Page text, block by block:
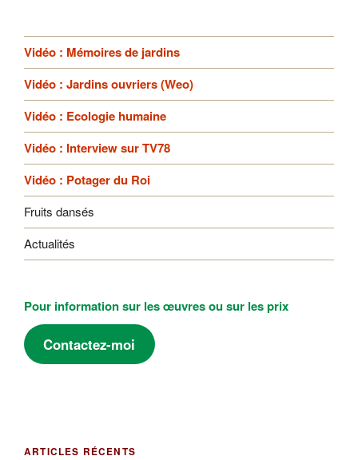
Vidéo : Mémoires de jardins
Vidéo : Jardins ouvriers (Weo)
Vidéo : Ecologie humaine
Vidéo : Interview sur TV78
Vidéo : Potager du Roi
Fruits dansés
Actualités
Pour information sur les œuvres ou sur les prix
Contactez-moi
ARTICLES RÉCENTS